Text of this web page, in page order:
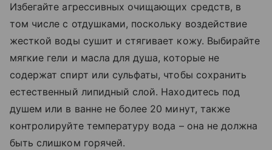
Избегайте агрессивных очищающих средств, в
том числе с отдушками, поскольку воздействие
жесткой воды сушит и стягивает кожу. Выбирайте
мягкие гели и масла для душа, которые не
содержат спирт или сульфаты, чтобы сохранить
естественный липидный слой. Находитесь под
душем или в ванне не более 20 минут, также
контролируйте температуру вода –она не должна
быть слишком горячей.